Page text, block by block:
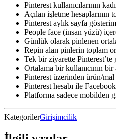
Pinterest kullanıcılarının
Açılan işletme
Pinterest aylık sayfa gösterim
People face (insan yüzü)
Günlük olarak pinlenen
Repin alan pinlerin toplam
Tek bir ziyarette
Ortalama bir kullanıcının
Pinterest üzerinden ürün/
Pinterest hesabı ile
Platforma sadece mobilden
KategorilerGirişimcilik